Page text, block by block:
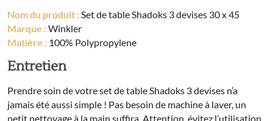
Nom du produit :Set de table Shadoks 3 devises 30 x 45
Marque :Winkler
Matière : 100% Polypropylene
Entretien
Prendre soin de votre set de table Shadoks 3 devises n’a
jamais été aussi simple ! Pas besoin de machine à laver, un
petit nettoyage à la main suffira. Attention, évitez l’utilisation